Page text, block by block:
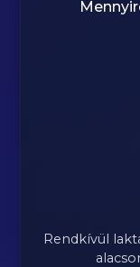
Rendkívül